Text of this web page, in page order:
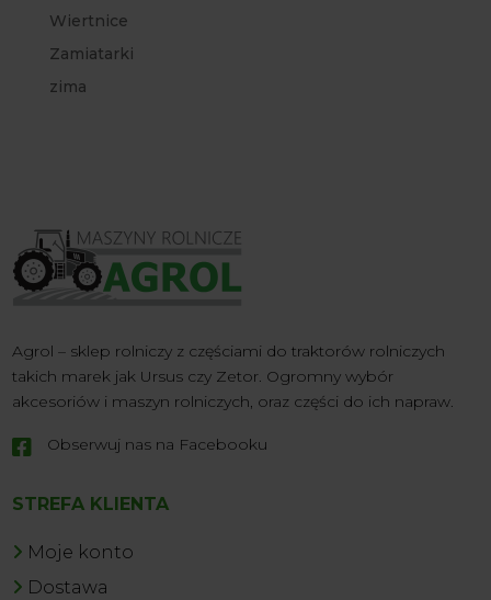
Wiertnice
Zamiatarki
zima
Agrol – sklep rolniczy z częściami do traktorów rolniczych
takich marek jak Ursus czy Zetor. Ogromny wybór
akcesoriów i maszyn rolniczych, oraz części do ich napraw.
 Obserwuj nas na Facebooku
STREFA KLIENTA
Moje konto
Dostawa